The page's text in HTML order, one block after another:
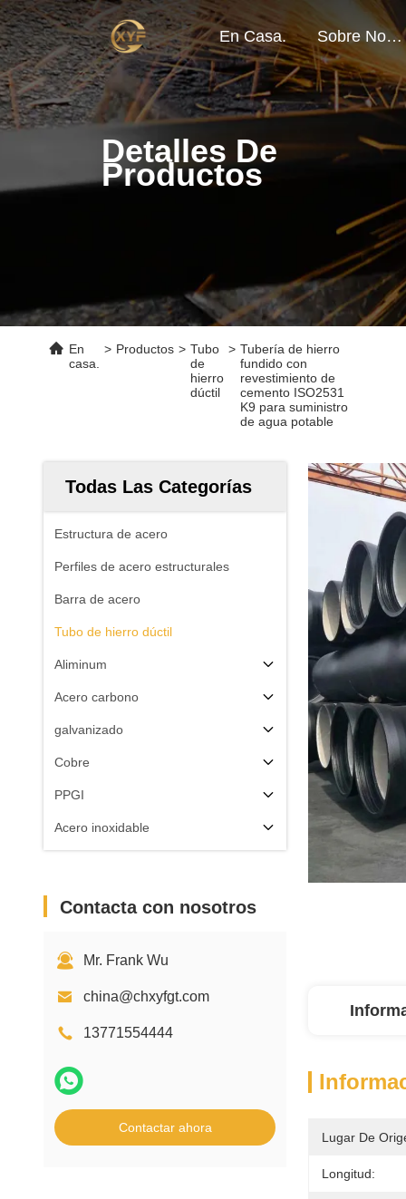
En Casa. Sobre Nosotros
Detalles De
Productos
En
casa.
> Productos > Tubo
de
hierro
dúctil
> Tubería de hierro
fundido con
revestimiento de
cemento ISO2531
K9 para suministro
de agua potable
Todas Las Categorías
Estructura de acero
Perfiles de acero estructurales
Barra de acero
Tubo de hierro dúctil
Aliminum
Acero carbono
galvanizado
Cobre
PPGI
Acero inoxidable
Contacta con nosotros
Mr. Frank Wu
china@chxyfgt.com
13771554444
Contactar ahora
Lugar De
Longitud: